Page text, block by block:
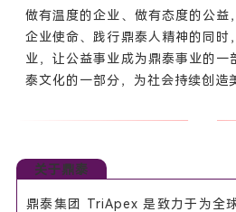
做有温度的企业、做有态度的公益
企业使命、践行鼎泰人精神的同时
业，让公益事业成为鼎泰事业的一
泰文化的一部分，为社会持续创造
关于鼎泰
鼎泰集团 TriApex 是致力于为全